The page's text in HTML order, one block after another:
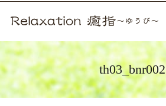
th03_bnr002